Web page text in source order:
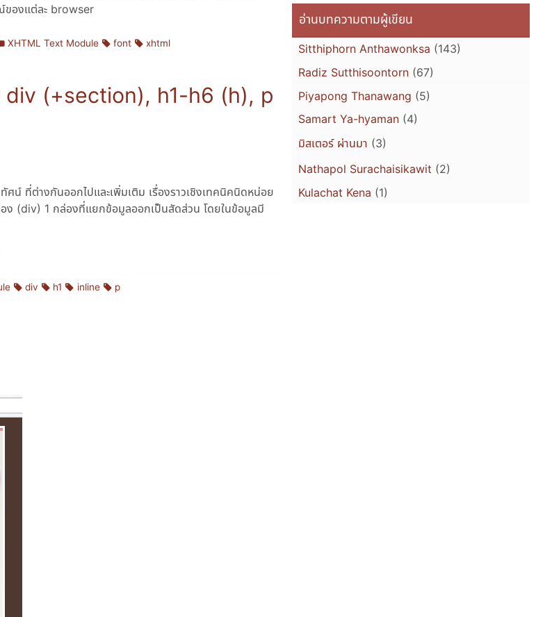
ของแต่ละ browser
XHTML Text Module font xhtml
div (+section), h1-h6 (h), p
น์ ที่ต่างกันออกไปและเพิ่มเติม เรื่องราวเชิงเทคนิคนิดหน่อย
ง (div) 1 กล่องที่แยกข้อมูลออกเป็นสัดส่วน โดยในข้อมูลมี
div h1 inline p
อ่านบทความตามผู้เขียน
Sitthiphorn Anthawonksa (143)
Radiz Sutthisoontorn (67)
Piyapong Thanawang (5)
Samart Ya-hyaman (4)
มิสเตอร์ ผ่านมา (3)
Nathapol Surachaisikawit (2)
Kulachat Kena (1)